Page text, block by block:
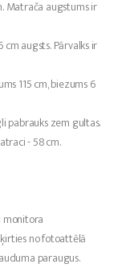
Matrača augstums ir
augsts. Pārvalks ir
115 cm, biezums 6
pabrauks zem gultas.
- 58 cm.
monitora
no fotoattēlā
paraugus.